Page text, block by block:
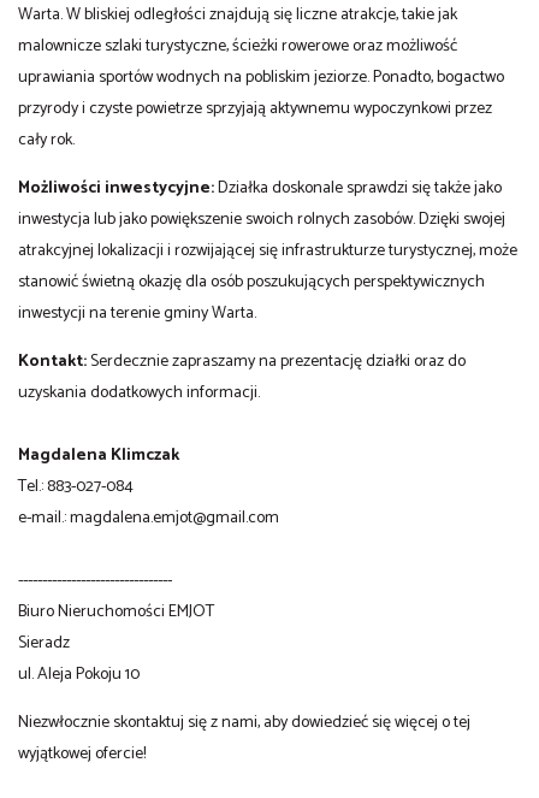
Warta. W bliskiej odległości znajdują się liczne atrakcje, takie jak
malownicze szlaki turystyczne, ścieżki rowerowe oraz możliwość
uprawiania sportów wodnych na pobliskim jeziorze. Ponadto, bogactwo
przyrody i czyste powietrze sprzyjają aktywnemu wypoczynkowi przez
cały rok.
Możliwości inwestycyjne:Działka doskonale sprawdzi się także jako
inwestycja lub jako powiększenie swoich rolnych zasobów. Dzięki swojej
atrakcyjnej lokalizacji i rozwijającej się infrastrukturze turystycznej, może
stanowić świetną okazję dla osób poszukujących perspektywicznych
inwestycji na terenie gminy Warta.
Kontakt:Serdecznie zapraszamy na prezentację działki oraz do
uzyskania dodatkowych informacji.
Magdalena Klimczak
Tel.: 883-027-084
e-mail.: magdalena.emjot@gmail.com
--------------------------------
Biuro Nieruchomości EMJOT
Sieradz
ul. Aleja Pokoju 10
Niezwłocznie skontaktuj się z nami, aby dowiedzieć się więcej o tej
wyjątkowej ofercie!